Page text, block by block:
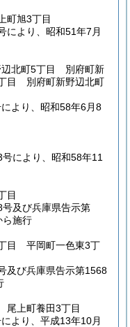
旭3丁目
により、昭和51年7月
北町5丁目 別府町新
目 別府町新野辺北町
より、昭和58年6月8
により、昭和58年11
目
及び兵庫県告示第
ら施行
目 平岡町一色東3丁
及び兵庫県告示第1568
上町養田3丁目
より、平成13年10月